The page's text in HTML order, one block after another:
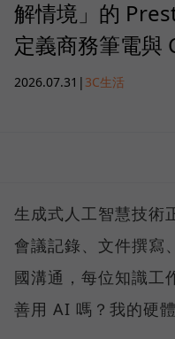
解情境」的
定義商務筆電與
2026.07.31 | 3C生活
生成式人工智慧技術
會議記錄、文件撰寫
國溝通，每位知識工
善用 AI 嗎？我的硬